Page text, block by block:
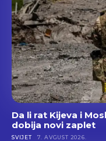
Da li rat Kijeva i
dobija novi zaplet
SVIJET 7. AVGUST 2026.